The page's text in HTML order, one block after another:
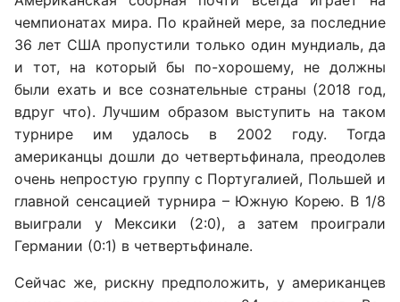
чемпионатах мира. По крайней мере, за последние
36 лет США пропустили только один мундиаль, да
и тот, на который бы по-хорошему, не должны
были ехать и все сознательные страны (2018 год,
вдруг что). Лучшим образом выступить на таком
турнире им удалось в 2002 году. Тогда
американцы дошли до четвертьфинала, преодолев
очень непростую группу с Португалией, Польшей и
главной сенсацией турнира – Южную Корею. В 1/8
выиграли у Мексики (2:0), а затем проиграли
Германии (0:1) в четвертьфинале.
Сейчас же, рискну предположить, у американцев